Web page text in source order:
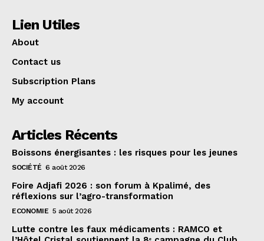
Lien Utiles
About
Contact us
Subscription Plans
My account
Articles Récents
Boissons énergisantes : les risques pour les jeunes
SOCIÉTÉ 6 août 2026
Foire Adjafi 2026 : son forum à Kpalimé, des
réflexions sur l’agro-transformation
ECONOMIE 5 août 2026
Lutte contre les faux médicaments : RAMCO et